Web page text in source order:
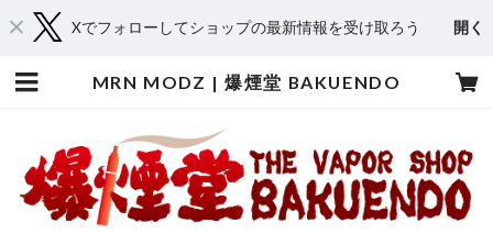
Xでフォローしてショップの最新情報を受け取ろう 開く
MRN MODZ | 爆煙堂 BAKUENDO